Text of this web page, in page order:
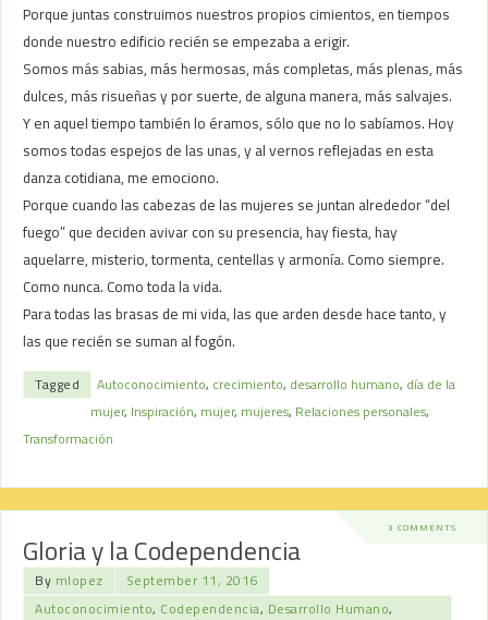
Porque juntas construimos nuestros propios cimientos, en tiempos
donde nuestro edificio recién se empezaba a erigir.
Somos más sabias, más hermosas, más completas, más plenas, más
dulces, más risueñas y por suerte, de alguna manera, más salvajes.
Y en aquel tiempo también lo éramos, sólo que no lo sabíamos. Hoy
somos todas espejos de las unas, y al vernos reflejadas en esta
danza cotidiana, me emociono.
Porque cuando las cabezas de las mujeres se juntan alrededor “del
fuego” que deciden avivar con su presencia, hay fiesta, hay
aquelarre, misterio, tormenta, centellas y armonía. Como siempre.
Como nunca. Como toda la vida.
Para todas las brasas de mi vida, las que arden desde hace tanto, y
las que recién se suman al fogón.
Tagged Autoconocimiento, crecimiento, desarrollo humano, día de la
mujer, Inspiración, mujer, mujeres, Relaciones personales,
Transformación
3 COMMENTS
Gloria y la Codependencia
By mlopez
September 11, 2016
Autoconocimiento, Codependencia, Desarrollo Humano,